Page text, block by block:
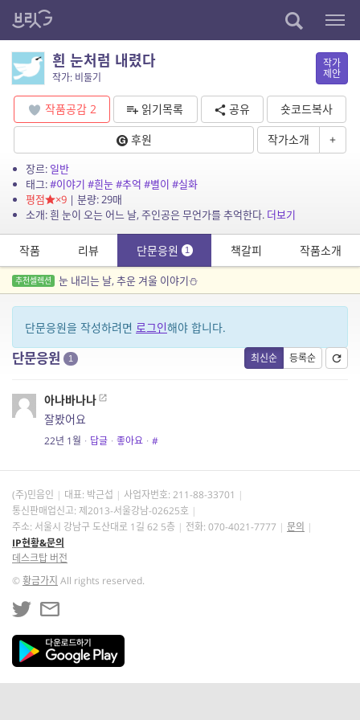
흰 눈처럼 내렸다
작가: 비둘기
작가
제안
작품공감 2 읽기목록 공유
숏코드복사
후원
작가소개 +
장르: 일반
태그:#이야기 #흰눈#추억 #별이 #실화
평점
×9| 분량: 29매
소개: 흰 눈이 오는 어느 날, 주인공은 무언가를 추억한다. 더보기
작품 리뷰 단문응원 1 책갈피 작품소개
추천셀렉션 눈 내리는 날, 추운 겨울 이야기⛄
단문응원을 작성하려면 로그인해야 합니다.
최신순 등록순
단문응원 1
아나바나나
잘봤어요
22년 1월 · 답글 · 좋아요 · #
(주)민음인 대표: 박근섭 사업자번호: 211-88-33701
통신판매업신고: 제2013-서울강남-02625호
주소: 서울시 강남구 도산대로 1길 62 5층
전화: 070-4021-7777
문의
IP현황&문의
데스크탑 버전
©황금가지 All rights reserved.